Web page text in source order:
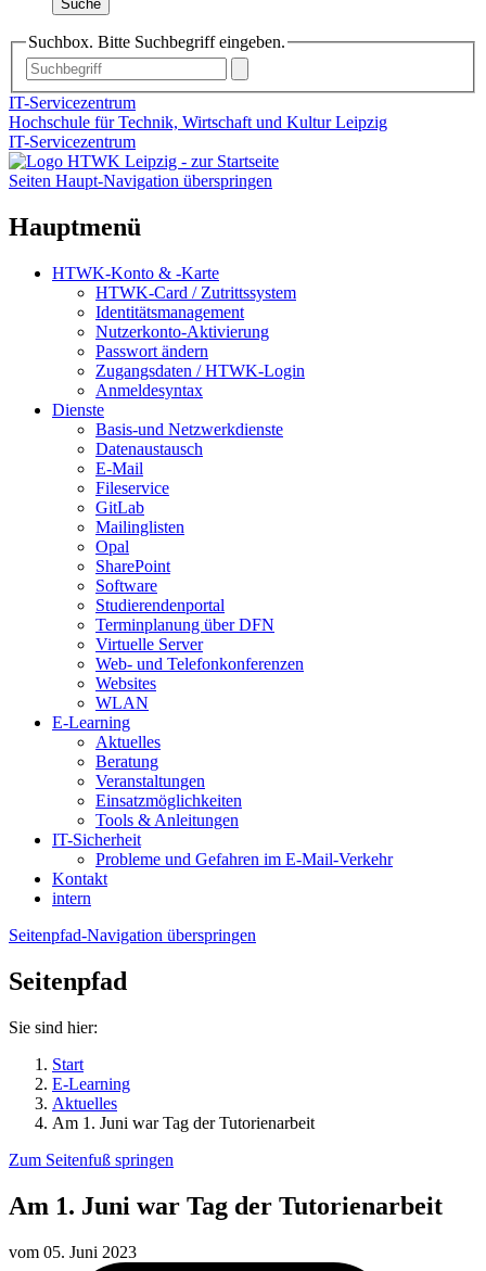
Suche
Suchbox. Bitte Suchbegriff eingeben.
IT-Servicezentrum
Hochschule für Technik, Wirtschaft und Kultur Leipzig
IT-Servicezentrum
Seiten Haupt-Navigation überspringen
Hauptmenü
HTWK-Konto & -Karte
HTWK-Card / Zutrittssystem
Identitätsmanagement
Nutzerkonto-Aktivierung
Passwort ändern
Zugangsdaten / HTWK-Login
Anmeldesyntax
Dienste
Basis-und Netzwerkdienste
Datenaustausch
E-Mail
Fileservice
GitLab
Mailinglisten
Opal
SharePoint
Software
Studierendenportal
Terminplanung über DFN
Virtuelle Server
Web- und Telefonkonferenzen
Websites
WLAN
E-Learning
Aktuelles
Beratung
Veranstaltungen
Einsatzmöglichkeiten
Tools & Anleitungen
IT-Sicherheit
Probleme und Gefahren im E-Mail-Verkehr
Kontakt
intern
Seitenpfad-Navigation überspringen
Seitenpfad
Sie sind hier:
Start
E-Learning
Aktuelles
Am 1. Juni war Tag der Tutorienarbeit
Zum Seitenfuß springen
Am 1. Juni war Tag der Tutorienarbeit
vom 05. Juni 2023